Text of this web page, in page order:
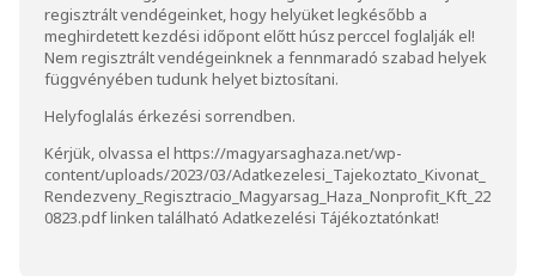
regisztrált vendégeinket, hogy helyüket legkésőbb a
meghirdetett kezdési időpont előtt húsz perccel foglalják el!
Nem regisztrált vendégeinknek a fennmaradó szabad helyek
függvényében tudunk helyet biztosítani.
Helyfoglalás érkezési sorrendben.
Kérjük, olvassa el https://magyarsaghaza.net/wp-
content/uploads/2023/03/Adatkezelesi_Tajekoztato_Kivonat_
Rendezveny_Regisztracio_Magyarsag_Haza_Nonprofit_Kft_22
0823.pdf linken található Adatkezelési Tájékoztatónkat!